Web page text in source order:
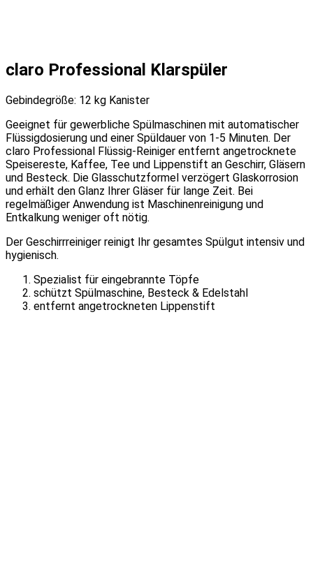
claro Professional Klarspüler
Gebindegröße: 12 kg Kanister
Geeignet für gewerbliche Spülmaschinen mit automatischer
Flüssigdosierung und einer Spüldauer von 1-5 Minuten. Der
claro Professional Flüssig-Reiniger entfernt angetrocknete
Speisereste, Kaffee, Tee und Lippenstift an Geschirr, Gläsern
und Besteck. Die Glasschutzformel verzögert Glaskorrosion
und erhält den Glanz Ihrer Gläser für lange Zeit. Bei
regelmäßiger Anwendung ist Maschinenreinigung und
Entkalkung weniger oft nötig.
Der Geschirrreiniger reinigt Ihr gesamtes Spülgut intensiv und
hygienisch.
Spezialist für eingebrannte Töpfe
schützt Spülmaschine, Besteck & Edelstahl
entfernt angetrockneten Lippenstift